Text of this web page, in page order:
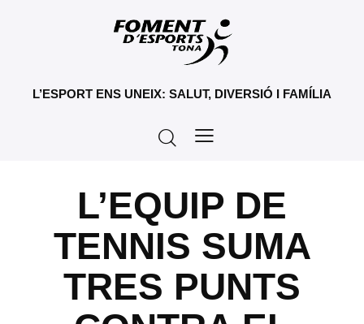
L’ESPORT ENS UNEIX: SALUT, DIVERSIÓ I FAMÍLIA
L’EQUIP DE
TENNIS SUMA
TRES PUNTS